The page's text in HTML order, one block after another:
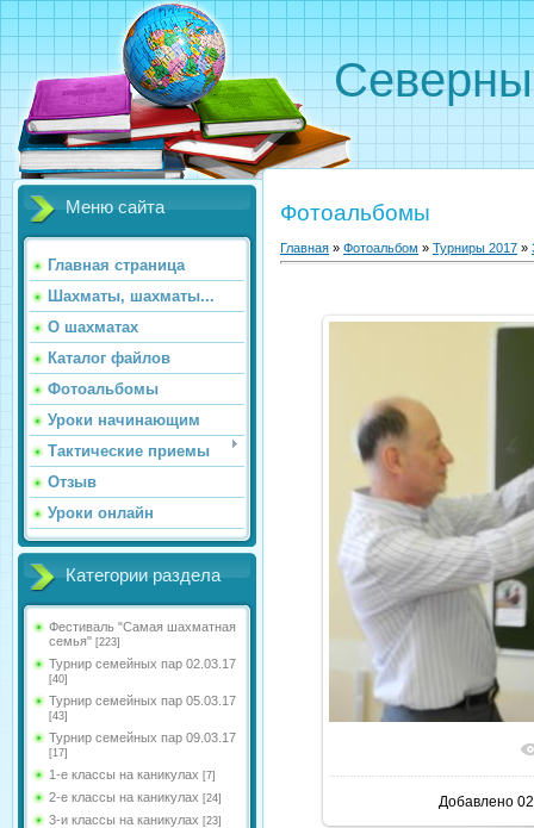
Меню сайта
Главная страница
Шахматы, шахматы...
О шахматах
Каталог файлов
Фотоальбомы
Уроки начинающим
Тактические приемы
Отзыв
Уроки онлайн
Категории раздела
Фестиваль "Самая шахматная
семья" [223]
Турнир семейных пар 02.03.17
[40]
Турнир семейных пар 05.03.17
[43]
Турнир семейных пар 09.03.17
[17]
1-е классы на каникулах [7]
2-е классы на каникулах [24]
3-и классы на каникулах [23]
Фотоальбомы
Главная » Фотоальбом » Турниры 2017 »
Добавлено